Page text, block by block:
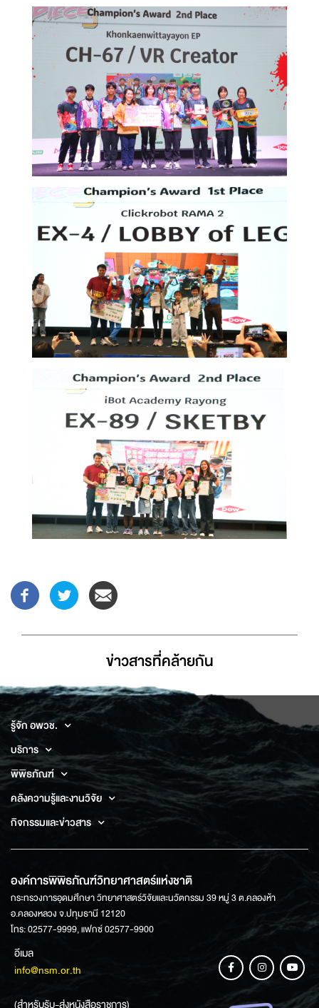
ข่าวสารที่่คล้ายกัน
รู้จัก อพวช.
บริการ
พิพิธภัณฑ์
คลังความรู้และงานวิจัย
กิจกรรมและข่าวสาร
องค์การพิพิธภัณฑ์วิทยาศาสตร์แห่งชาติ
กระทรวงการอุดมศึกษา วิทยาศาสตร์วิจัยและนวัตกรรม 39 หมู่ 3 ต.คลองห้า
อ.คลองหลวง จ.ปทุมธานี 12120
โทร: 02577-9999, แฟกซ์ 02577-9900
อีเมล
info@nsm.or.th
(สำหรับรับ-ส่งหนังสือราชการ)